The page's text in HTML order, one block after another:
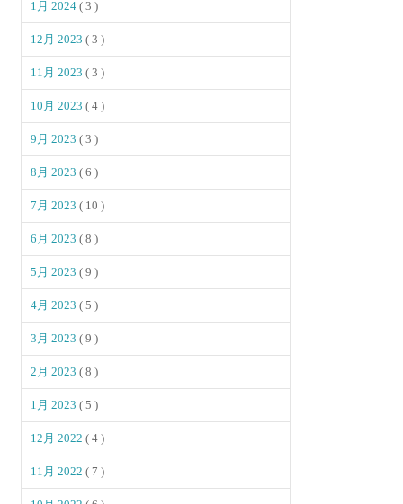
1月 2024( 3 )
12月 2023( 3 )
11月 2023( 3 )
10月 2023( 4 )
9月 2023( 3 )
8月 2023( 6 )
7月 2023( 10 )
6月 2023( 8 )
5月 2023( 9 )
4月 2023( 5 )
3月 2023( 9 )
2月 2023( 8 )
1月 2023( 5 )
12月 2022( 4 )
11月 2022( 7 )